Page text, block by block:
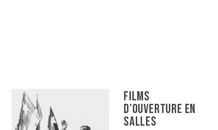
FILMS
D’OUVERTURE EN
SALLES